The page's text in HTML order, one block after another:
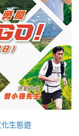
化生態遊